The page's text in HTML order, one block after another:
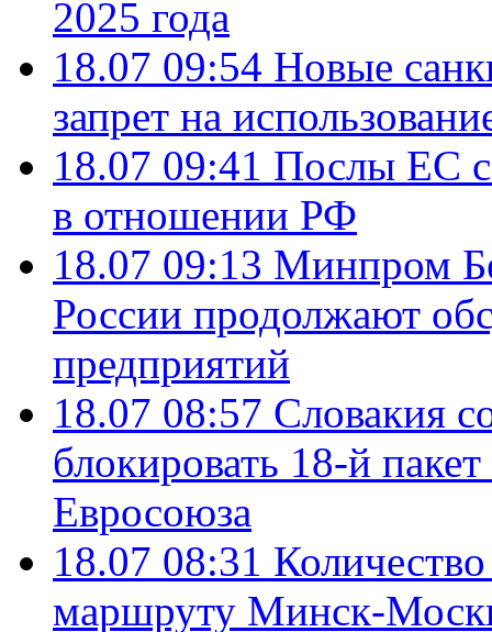
2025 года
18.07 09:54 Новые
запрет на
18.07 09:41 Послы ЕС
в отношении РФ
18.07 09:13 Минпром
России продолжают
предприятий
18.07 08:57 Словакия
блокировать 18-й
Евросоюза
18.07 08:31
маршруту Минск-